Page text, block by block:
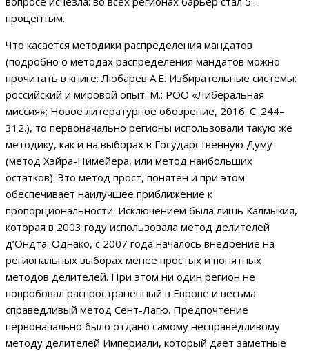
процентым.
Что касается методики распределения мандатов
(подробно о методах распределения мандатов можно
прочитать в книге: Любарев А.Е. Избирательные системы:
российский и мировой опыт. М.: РОО «Либеральная
миссия»; Новое литературное обозрение, 2016. С. 244–
312.), то первоначально регионы использовали такую же
методику, как и на выборах в Государственную Думу
(метод Хэйра-Нимейера, или метод наибольших
остатков). Это метод прост, понятен и при этом
обеспечивает наилучшее приближение к
пропорциональности. Исключением была лишь Калмыкия,
которая в 2003 году использовала метод делителей
д’Ондта. Однако, с 2007 года началось внедрение на
региональных выборах менее простых и понятных
методов делителей. При этом ни один регион не
попробовал распространенный в Европе и весьма
справедливый метод Сент-Лагю. Предпочтение
первоначально было отдано самому несправедливому
методу делителей Империали, который дает заметные